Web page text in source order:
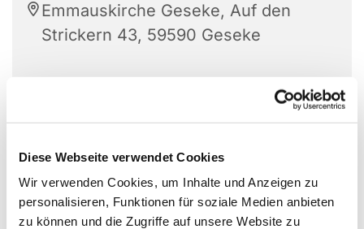
Diese Webseite verwendet Cookies
Wir verwenden Cookies, um Inhalte und Anzeigen zu
personalisieren, Funktionen für soziale Medien anbieten
zu können und die Zugriffe auf unsere Website zu
Emmauskirche Geseke, Auf den
Strickern 43, 59590 Geseke